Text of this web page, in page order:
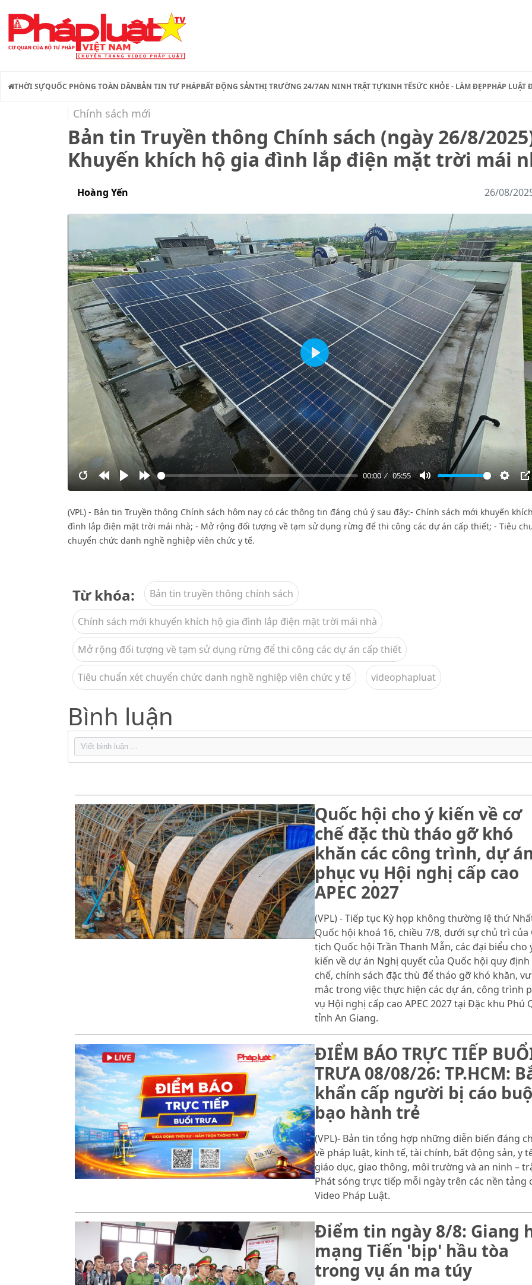
THỜI SỰQUỐC PHÒNG TOÀN DÂNBẢN TIN TƯ PHÁPBẤT ĐỘNG SẢNTHỊ TRƯỜNG 24/7AN NINH TRẬT TỰKINH TẾSỨC KHỎE - LÀM ĐẸPPHÁP LUẬT
Chính sách mới
Bản tin Truyền thông Chính sách (ngày 26/8/
Khuyến khích hộ gia đình lắp điện mặt trời mái
Hoàng Yến 26/08/
Forward
00:00 05:55
Mute
Play
(VPL) - Bản tin Truyền thông Chính sách hôm nay có các thông tin đáng chú ý sau đây:- Chính sách mới khuyến
đình lắp điện mặt trời mái nhà; - Mở rộng đối tượng về tạm sử dụng rừng để thi công các dự án cấp thiết; - Tiêu
chuyển chức danh nghề nghiệp viên chức y tế.
Từ khóa: Bản tin truyền thông chính sách
Chính sách mới khuyến khích hộ gia đình lắp điện mặt trời mái nhà
Mở rộng đối tượng về tạm sử dụng rừng để thi công các dự án cấp thiết
Tiêu chuẩn xét chuyển chức danh nghề nghiệp viên chức y tế videophapluat
Bình luận
Quốc hội cho ý kiến về cơ
chế đặc thù tháo gỡ khó
khăn các công trình, dự
phục vụ Hội nghị cấp cao
APEC 2027
(VPL) - Tiếp tục Kỳ họp không thường lệ thứ
Quốc hội khoá 16, chiều 7/8, dưới sự chủ trì của
tịch Quốc hội Trần Thanh Mẫn, các đại biểu cho
kiến về dự án Nghị quyết của Quốc hội quy định
chế, chính sách đặc thù để tháo gỡ khó khăn,
mắc trong việc thực hiện các dự án, công trình
vụ Hội nghị cấp cao APEC 2027 tại Đặc khu Phú
tỉnh An Giang.
ĐIỂM BÁO TRỰC TIẾP
TRƯA 08/08/26: TP.HCM:
khẩn cấp người bị cáo
bạo hành trẻ
(VPL)- Bản tin tổng hợp những diễn biến đáng
về pháp luật, kinh tế, tài chính, bất động sản, y
giáo dục, giao thông, môi trường và an ninh –
Phát sóng trực tiếp mỗi ngày trên các nền tảng
Video Pháp Luật.
Điểm tin ngày 8/8: Giang
mạng Tiến 'bịp' hầu tòa
trong vụ án ma túy